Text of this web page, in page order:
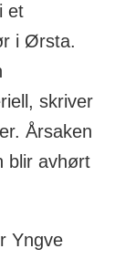
et
i Ørsta.
skriver
Årsaken
blir avhørt
Yngve